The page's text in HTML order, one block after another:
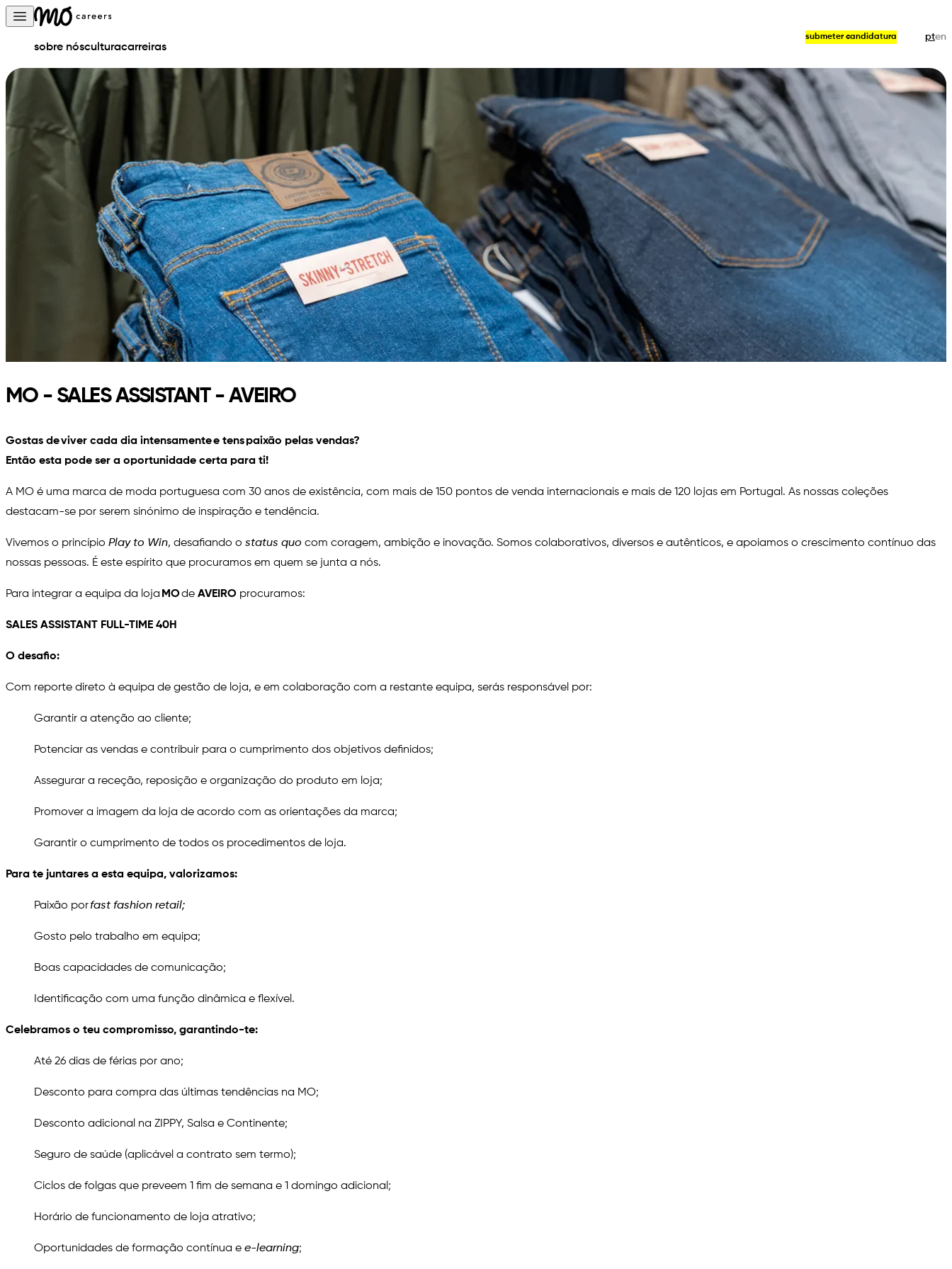
Skip to content
Open main menu
sobre nósculturacarreiras
submeter candidatura pten
MO - SALES ASSISTANT - AVEIRO
Gostas de viver cada dia intensamente e tens paixão pelas vendas?
Então esta pode ser a oportunidade certa para ti!
A MO é uma marca de moda portuguesa com 30 anos de existência, com mais de 150 pontos de venda internacionais e mais de 120 lojas em Portugal. As nossas coleções
destacam-se por serem sinónimo de inspiração e tendência.
Vivemos o princípio Play to Win, desafiando o status quo com coragem, ambição e inovação. Somos colaborativos, diversos e autênticos, e apoiamos o crescimento contínuo das
nossas pessoas. É este espírito que procuramos em quem se junta a nós.
Para integrar a equipa da loja MOde AVEIRO procuramos:
SALES ASSISTANT FULL-TIME 40H
O desafio:
Com reporte direto à equipa de gestão de loja, e em colaboração com a restante equipa, serás responsável por:
Garantir a atenção ao cliente;
Potenciar as vendas e contribuir para o cumprimento dos objetivos definidos;
Assegurar a receção, reposição e organização do produto em loja;
Promover a imagem da loja de acordo com as orientações da marca;
Garantir o cumprimento de todos os procedimentos de loja.
Para te juntares a esta equipa, valorizamos:
Paixão porfast fashion retail;
Gosto pelo trabalho em equipa;
Boas capacidades de comunicação;
Identificação com uma função dinâmica e flexível.
Celebramos o teu compromisso, garantindo-te:
Até 26 dias de férias por ano;
Desconto para compra das últimas tendências na MO;
Desconto adicional na ZIPPY, Salsa e Continente;
Seguro de saúde (aplicável a contrato sem termo);
Ciclos de folgas que preveem 1 fim de semana e 1 domingo adicional;
Horário de funcionamento de loja atrativo;
Oportunidades de formação contínua e e-learning;